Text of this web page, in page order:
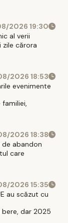
2026 19:30
al verii
zile cărora
2026 18:53
evenimente
2026 18:38
abandon
care
2026 15:35
au scăzut cu
dar 2025